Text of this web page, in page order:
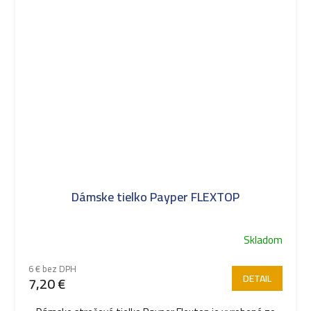
Dámske tielko Payper FLEXTOP
Skladom
6 € bez DPH
7,20 € DETAIL